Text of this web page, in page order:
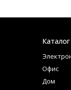
Офис
Дом